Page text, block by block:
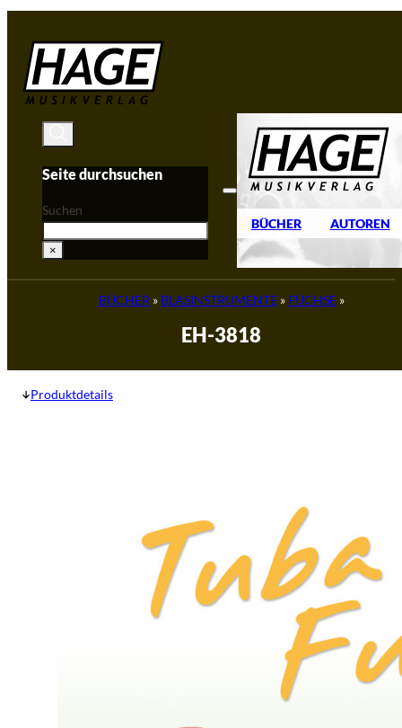
Seite durchsuchen
Suchen
×
BÜCHER AUTOREN
BÜCHER » BLASINSTRUMENTE» FÜCHSE»
EH-3818
Produktdetails